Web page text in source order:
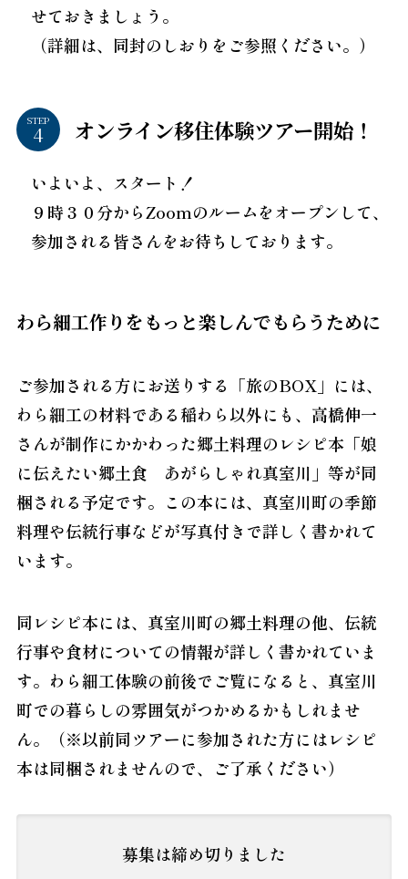
せておきましょう。
（詳細は、同封のしおりをご参照ください。）
STEP オンライン移住体験ツアー開始！
いよいよ、スタート！
９時３０分からZoomのルームをオープンして、
参加される皆さんをお待ちしております。
わら細工作りをもっと楽しんでもらうために
ご参加される方にお送りする「旅のBOX」には、
わら細工の材料である稲わら以外にも、高橋伸一
さんが制作にかかわった郷土料理のレシピ本「娘
に伝えたい郷土食 あがらしゃれ真室川」等が同
梱される予定です。この本には、真室川町の季節
料理や伝統行事などが写真付きで詳しく書かれて
います。
同レシピ本には、真室川町の郷土料理の他、伝統
行事や食材についての情報が詳しく書かれていま
す。わら細工体験の前後でご覧になると、真室川
町での暮らしの雰囲気がつかめるかもしれませ
ん。（※以前同ツアーに参加された方にはレシピ
本は同梱されませんので、ご了承ください）
募集は締め切りました